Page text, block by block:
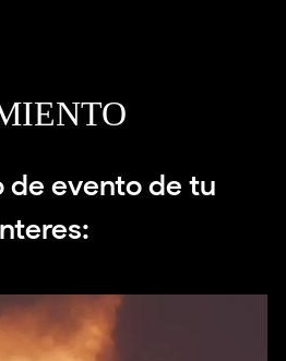
de evento de tu